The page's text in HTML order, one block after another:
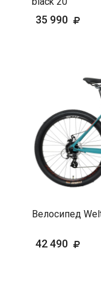
35 990
Велосипед
42 490